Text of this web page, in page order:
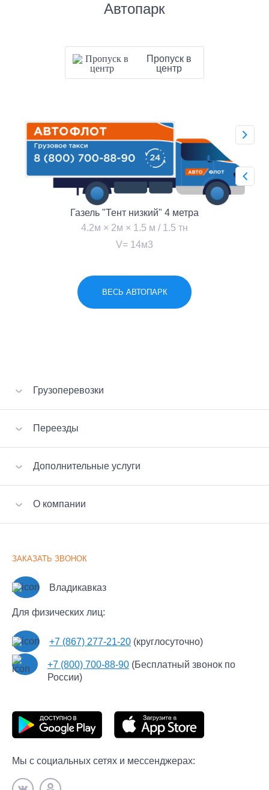
Автопарк
Пропуск в
центр
Газель "Тент низкий" 4 метра
4.2м × 2м × 1.5 м / 1.5 тн
V= 14м3
ВЕСЬ АВТОПАРК
Грузоперевозки
Перевозка мебели
Перевозка бытовой техники
Перевозка пианино
Малогабаритные грузы
Рефрижераторные перевозки
Сборные грузы
Переезды
Квартирный переезд
Дачный переезд
Услуги грузчиков
Дополнительные услуги
Вызов эвакуатора
О компании
Часто задаваемые вопросы
Новости
Контакты
Пользовательское соглашение
Политика обработки персональных данных
Политика конфиденциальности Автофлот Пульт
ЗАКАЗАТЬ ЗВОНОК
Владикавказ
Для физических лиц:
+7 (867) 277-21-20 (круглосуточно)
+7 (800) 700-88-90(Бесплатный звонок по
России)
Мы с социальных сетях и мессенджерах: